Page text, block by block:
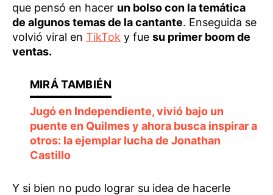
que pensó en hacer un bolso con la temática
de algunos temas de la cantante. Enseguida se
volvió viral en TikTok y fue su primer boom de
ventas.
Jugó en Independiente, vivió bajo un
puente en Quilmes y ahora busca inspirar a
otros: la ejemplar lucha de Jonathan
Castillo
Y si bien no pudo lograr su idea de hacerle